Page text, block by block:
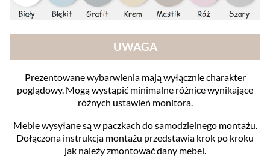
UWAGA
Prezentowane wybarwienia mają wyłącznie charakter
poglądowy. Mogą wystąpić minimalne różnice wynikające
różnych ustawień monitora.
Meble wysyłane są w paczkach do samodzielnego montażu.
Dołączona instrukcja montażu przedstawia krok po kroku
jak należy zmontować dany mebel.